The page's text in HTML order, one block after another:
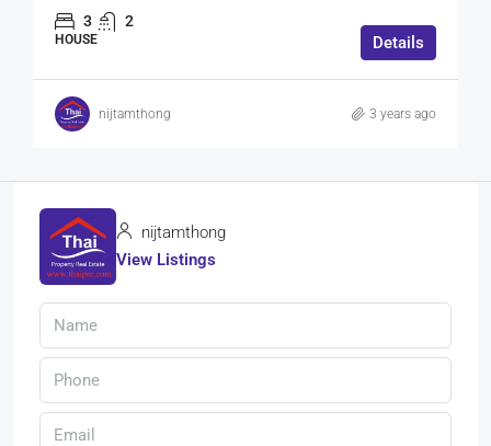
3 2
HOUSE Details
nijtamthong 3 years ago
nijtamthong
View Listings